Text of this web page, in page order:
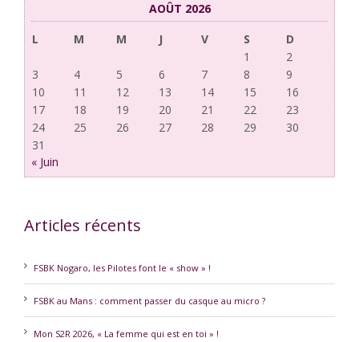
AOÛT 2026
L
M M J V S
D
1
2
3
4 5 6 7 8
9
10
11 12 13 14 15
16
17
18 19 20 21 22
23
24
25 26 27 28 29
30
31
« Juin
Articles récents
FSBK Nogaro, les Pilotes font le « show » !
FSBK au Mans : comment passer du casque au micro ?
Mon S2R 2026, « La femme qui est en toi » !